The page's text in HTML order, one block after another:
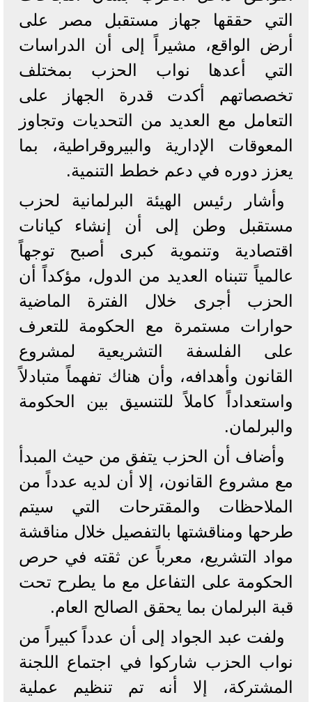
التي حققها جهاز مستقبل مصر على
أرض الواقع، مشيراً إلى أن الدراسات
التي أعدها نواب الحزب بمختلف
تخصصاتهم أكدت قدرة الجهاز على
التعامل مع العديد من التحديات وتجاوز
المعوقات الإدارية والبيروقراطية، بما
يعزز دوره في دعم خطط التنمية.
وأشار رئيس الهيئة البرلمانية لحزب
مستقبل وطن إلى أن إنشاء كيانات
اقتصادية وتنموية كبرى أصبح توجهاً
عالمياً تتبناه العديد من الدول، مؤكداً أن
الحزب أجرى خلال الفترة الماضية
حوارات مستمرة مع الحكومة للتعرف
على الفلسفة التشريعية لمشروع
القانون وأهدافه، وأن هناك تفهماً متبادلاً
واستعداداً كاملاً للتنسيق بين الحكومة
والبرلمان.
وأضاف أن الحزب يتفق من حيث المبدأ
مع مشروع القانون، إلا أن لديه عدداً من
الملاحظات والمقترحات التي سيتم
طرحها ومناقشتها بالتفصيل خلال مناقشة
مواد التشريع، معرباً عن ثقته في حرص
الحكومة على التفاعل مع ما يطرح تحت
قبة البرلمان بما يحقق الصالح العام.
ولفت عبد الجواد إلى أن عدداً كبيراً من
نواب الحزب شاركوا في اجتماع اللجنة
المشتركة، إلا أنه تم تنظيم عملية